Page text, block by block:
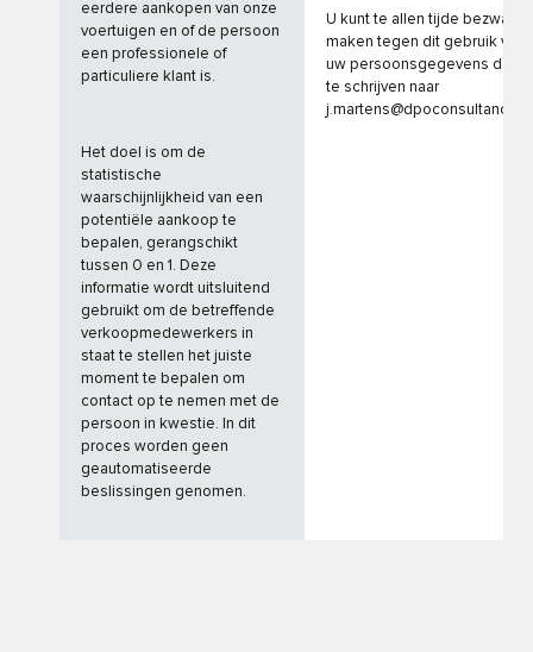
eerdere aankopen van onze
voertuigen en of de persoon
een professionele of
particuliere klant is.
Het doel is om de
statistische
waarschijnlijkheid van een
potentiële aankoop te
bepalen, gerangschikt
tussen 0 en 1. Deze
informatie wordt uitsluitend
gebruikt om de betreffende
verkoopmedewerkers in
staat te stellen het juiste
moment te bepalen om
contact op te nemen met de
persoon in kwestie. In dit
proces worden geen
geautomatiseerde
beslissingen genomen.
U kunt te allen tijde bezwaar
maken tegen dit gebruik van
uw persoonsgegevens door
te schrijven naar
j.martens@dpoconsultancy.nl